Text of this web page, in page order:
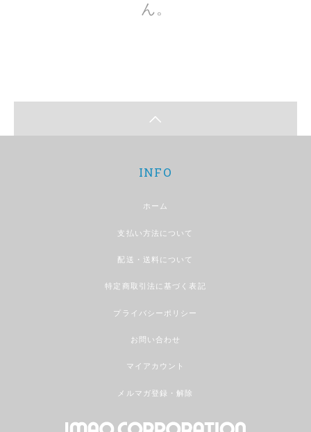
ん。
INFO
ホーム
支払い方法について
配送・送料について
特定商取引法に基づく表記
プライバシーポリシー
お問い合わせ
マイアカウント
メルマガ登録・解除